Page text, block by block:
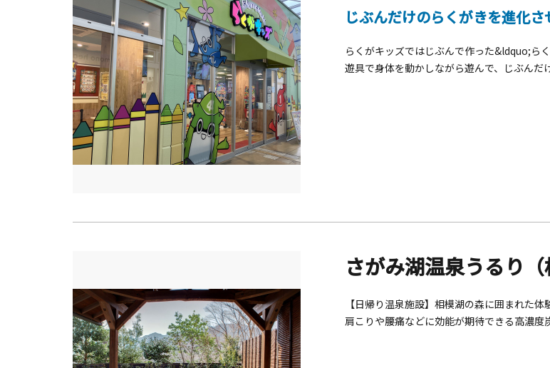
じぶんだけのらくがきを進化さ
らくがキッズではじぶんで作った&ldquo;ら
遊具で身体を動かしながら遊んで、じぶん
さがみ湖温泉うるり（
【日帰り温泉施設】相模湖の森に囲まれた
肩こりや腰痛などに効能が期待できる高濃度